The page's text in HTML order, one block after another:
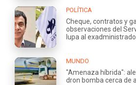
POLÍTICA
Cheque, contratos y
observaciones del
lupa al
MUNDO
"Amenaza híbrida":
dron bomba cerca de